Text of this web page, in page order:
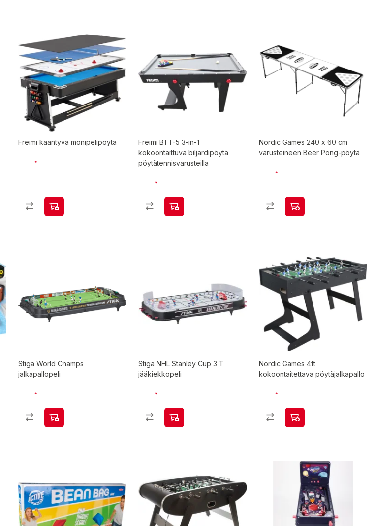
Freimi kääntyvä monipelipöytä
Freimi BTT-5 3-in-1
kokoontaittuva biljardipöytä
pöytätennisvarusteilla
Nordic Games 240 x 60 cm
varusteineen Beer Pong-pöytä
Stiga World Champs
jalkapallopeli
Stiga NHL Stanley Cup 3 T
jääkiekkopeli
Nordic Games 4ft
kokoontaitettava pöytäjalkapallo